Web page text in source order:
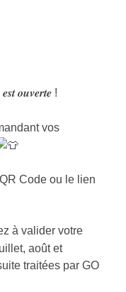
𝒐𝒖𝒗𝒆𝒓𝒕𝒆 !
vos
Code ou le lien
à valider votre
août et
traitées par GO